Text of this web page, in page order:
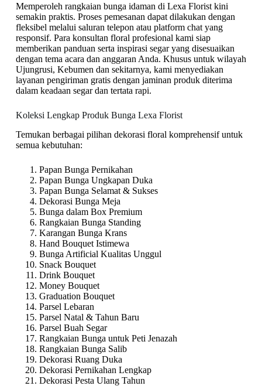
Memperoleh rangkaian bunga idaman di Lexa Florist kini
semakin praktis. Proses pemesanan dapat dilakukan dengan
fleksibel melalui saluran telepon atau platform chat yang
responsif. Para konsultan floral profesional kami siap
memberikan panduan serta inspirasi segar yang disesuaikan
dengan tema acara dan anggaran Anda. Khusus untuk wilayah
Ujungrusi, Kebumen dan sekitarnya, kami menyediakan
layanan pengiriman gratis dengan jaminan produk diterima
dalam keadaan segar dan tertata rapi.
Koleksi Lengkap Produk Bunga Lexa Florist
Temukan berbagai pilihan dekorasi floral komprehensif untuk
semua kebutuhan:
Papan Bunga Pernikahan
Papan Bunga Ungkapan Duka
Papan Bunga Selamat & Sukses
Dekorasi Bunga Meja
Bunga dalam Box Premium
Rangkaian Bunga Standing
Karangan Bunga Krans
Hand Bouquet Istimewa
Bunga Artificial Kualitas Unggul
Snack Bouquet
Drink Bouquet
Money Bouquet
Graduation Bouquet
Parsel Lebaran
Parsel Natal & Tahun Baru
Parsel Buah Segar
Rangkaian Bunga untuk Peti Jenazah
Rangkaian Bunga Salib
Dekorasi Ruang Duka
Dekorasi Pernikahan Lengkap
Dekorasi Pesta Ulang Tahun